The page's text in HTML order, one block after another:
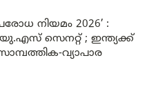
നിയമം 2026’ :
സെനറ്റ് ; ഇന്ത്യക്ക്
വ്യാപാര